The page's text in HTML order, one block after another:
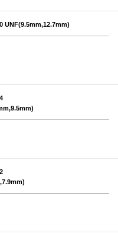
UNF(9.5mm,12.7mm)